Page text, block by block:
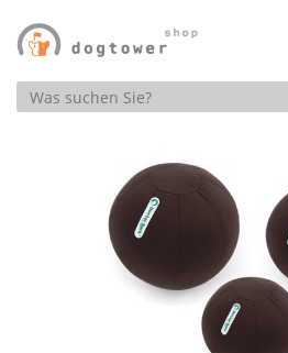
Produktsuche